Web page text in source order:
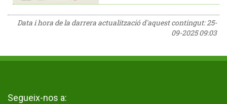
Data i hora de la darrera actualització d'aquest contingut:25-
09-2025 09:03
Segueix-nos a: